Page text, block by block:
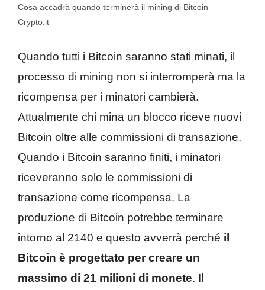
Cosa accadrà quando terminerà il mining di Bitcoin –
Crypto.it
Quando tutti i Bitcoin saranno stati minati, il
processo di mining non si interromperà ma la
ricompensa per i minatori cambierà.
Attualmente chi mina un blocco riceve nuovi
Bitcoin oltre alle commissioni di transazione.
Quando i Bitcoin saranno finiti, i minatori
riceveranno solo le commissioni di
transazione come ricompensa. La
produzione di Bitcoin potrebbe terminare
intorno al 2140 e questo avverrà perché il
Bitcoin è progettato per creare un
massimo di 21 milioni di monete. Il